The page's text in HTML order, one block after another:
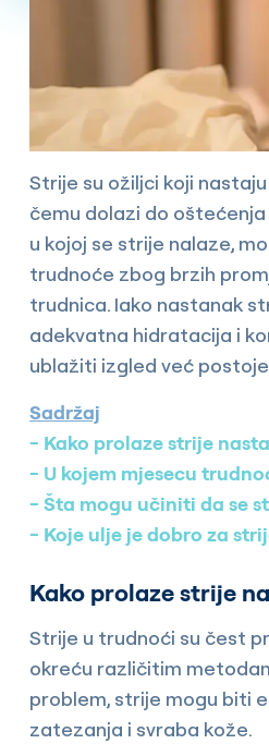
Strije su ožiljci koji
čemu dolazi do
u kojoj se strije nalaze,
trudnoće zbog brzih
trudnica. Iako nastanak
adekvatna hidratacija i
ublažiti izgled već
Sadržaj
Kako prolaze strije
U kojem mjesecu
Šta mogu učiniti da se
Koje ulje je dobro za
Kako prolaze strije
Strije u trudnoći su čest
okreću različitim
problem, strije mogu biti
zatezanja i svraba kože.